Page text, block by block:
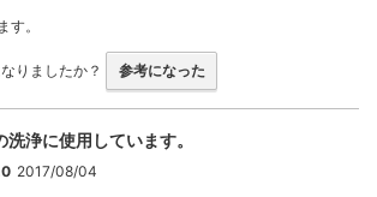
す。
りましたか？ 参考になった
浄に使用しています。
5
2017/08/04